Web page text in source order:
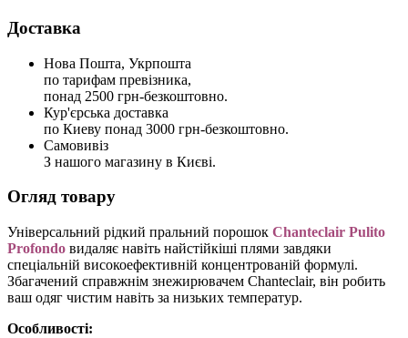
Доставка
Нова Пошта, Укрпошта
по тарифам превізника,
понад 2500 грн-безкоштовно.
Кур'єрська доставка
по Киеву понад 3000 грн-безкоштовно.
Самовивіз
З нашого магазину в Києві.
Огляд товару
Універсальний рідкий пральний порошок Chanteclair Pulito
Profondo видаляє навіть найстійкіші плями завдяки
спеціальній високоефективній концентрованій формулі.
Збагачений справжнім знежирювачем Chanteclair, він робить
ваш одяг чистим навіть за низьких температур.
Особливості: